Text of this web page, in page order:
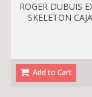
ROGER DUBUIS
SKELETON
Add to Cart